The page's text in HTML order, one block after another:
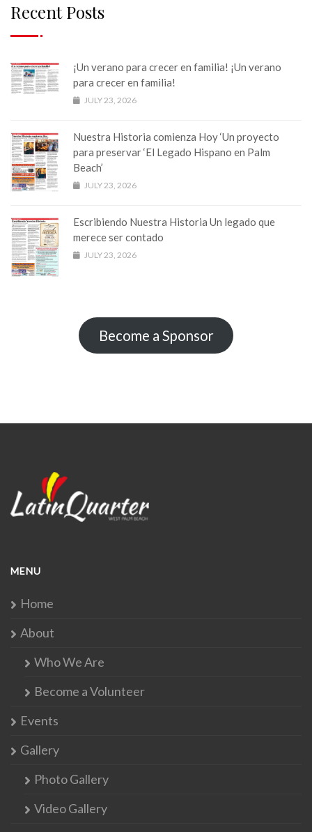
Recent Posts
¡Un verano para crecer en familia! ¡Un verano
para crecer en familia!
JULY 23, 2026
Nuestra Historia comienza Hoy ‘Un proyecto
para preservar ‘El Legado Hispano en Palm
Beach’
JULY 23, 2026
Escribiendo Nuestra Historia Un legado que
merece ser contado
JULY 23, 2026
Become a Sponsor
MENU
Home
About
Who We Are
Become a Volunteer
Events
Gallery
Photo Gallery
Video Gallery